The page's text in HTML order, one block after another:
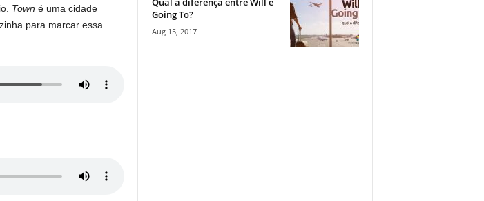
Town é uma cidade
para marcar essa
Going To?
Aug 15, 2017